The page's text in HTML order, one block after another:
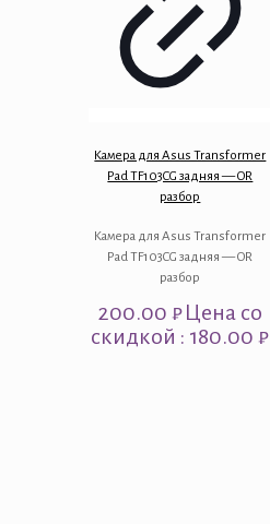
Камера для Asus Transformer
Pad TF103CG задняя — OR
разбор
Камера для Asus Transformer
Pad TF103CG задняя — OR
разбор
200.00₽Цена со
скидкой : 180.00 ₽